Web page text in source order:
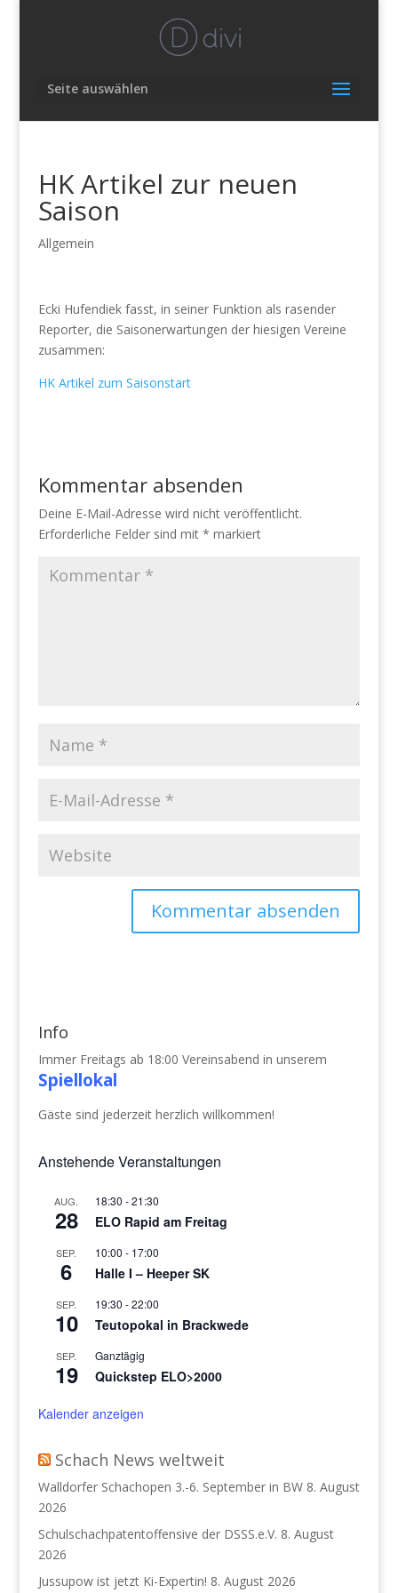
Seite auswählen
HK Artikel zur neuen
Saison
Allgemein
Ecki Hufendiek fasst, in seiner Funktion als rasender
Reporter, die Saisonerwartungen der hiesigen Vereine
zusammen:
HK Artikel zum Saisonstart
Kommentar absenden
Deine E-Mail-Adresse wird nicht veröffentlicht.
Erforderliche Felder sind mit * markiert
Info
Immer Freitags ab 18:00 Vereinsabend in unserem
Spiellokal
Gäste sind jederzeit herzlich willkommen!
Anstehende Veranstaltungen
AUG.
28
18:30 -21:30
ELO Rapid am Freitag
SEP.
6
10:00 - 17:00
Halle I – Heeper SK
SEP.
10
19:30 -22:00
Teutopokal in Brackwede
SEP.
19
Ganztägig
Quickstep ELO>2000
Kalender anzeigen
Schach News weltweit
Walldorfer Schachopen 3.-6. September in BW 8. August
2026
Schulschachpatentoffensive der DSSS.e.V. 8. August
2026
Jussupow ist jetzt Ki-Expertin! 8. August 2026